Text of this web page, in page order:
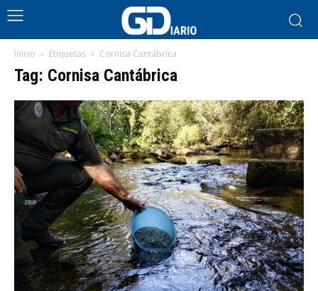
Inicio Etiquetas Cornisa Cantábrica
Tag: Cornisa Cantábrica